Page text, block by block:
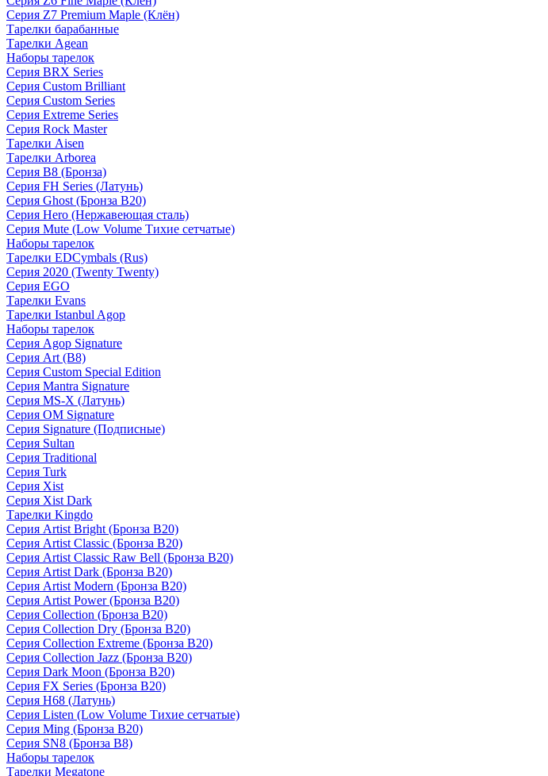
Серия Z7 Premium Maple (Клён)
Тарелки барабанные
Тарелки Agean
Наборы тарелок
Серия BRX Series
Серия Custom Brilliant
Серия Custom Series
Серия Extreme Series
Серия Rock Master
Тарелки Aisen
Тарелки Arborea
Серия B8 (Бронза)
Серия FH Series (Латунь)
Серия Ghost (Бронза B20)
Серия Hero (Нержавеющая сталь)
Серия Mute (Low Volume Тихие сетчатые)
Наборы тарелок
Тарелки EDCymbals (Rus)
Серия 2020 (Twenty Twenty)
Серия EGO
Тарелки Evans
Тарелки Istanbul Agop
Наборы тарелок
Серия Agop Signature
Серия Art (B8)
Серия Custom Special Edition
Серия Mantra Signature
Серия MS-X (Латунь)
Серия OM Signature
Серия Signature (Подписные)
Серия Sultan
Серия Traditional
Серия Turk
Серия Xist
Серия Xist Dark
Тарелки Kingdo
Серия Artist Bright (Бронза B20)
Серия Artist Classic (Бронза B20)
Серия Artist Classic Raw Bell (Бронза B20)
Серия Artist Dark (Бронза B20)
Серия Artist Modern (Бронза B20)
Серия Artist Power (Бронза B20)
Серия Collection (Бронза B20)
Серия Collection Dry (Бронза B20)
Серия Collection Extreme (Бронза B20)
Серия Collection Jazz (Бронза B20)
Серия Dark Moon (Бронза B20)
Серия FX Series (Бронза B20)
Серия H68 (Латунь)
Серия Listen (Low Volume Тихие сетчатые)
Серия Ming (Бронза B20)
Серия SN8 (Бронза B8)
Наборы тарелок
Тарелки Megatone